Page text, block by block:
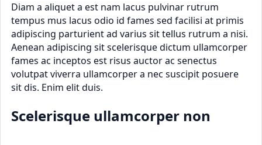
Diam a aliquet a est nam lacus pulvinar rutrum
tempus mus lacus odio id fames sed facilisi at primis
adipiscing parturient ad varius sit tellus rutrum a nisi.
Aenean adipiscing sit scelerisque dictum ullamcorper
fames ac inceptos est risus auctor ac senectus
volutpat viverra ullamcorper a nec suscipit posuere
sit dis. Enim elit duis.
Scelerisque ullamcorper non